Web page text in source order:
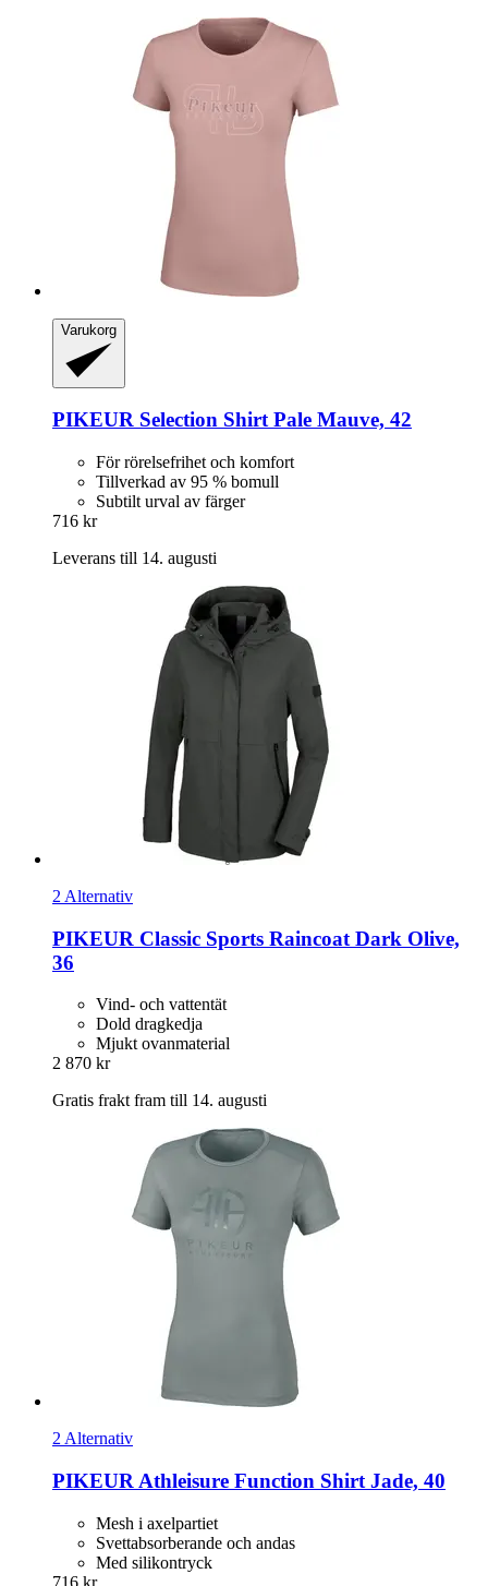
Varukorg
PIKEUR Selection Shirt Pale Mauve, 42
För rörelsefrihet och komfort
Tillverkad av 95 % bomull
Subtilt urval av färger
716 kr
Leverans till 14. augusti
2 Alternativ
PIKEUR Classic Sports Raincoat Dark Olive,
36
Vind- och vattentät
Dold dragkedja
Mjukt ovanmaterial
2 870 kr
Gratis frakt fram till 14. augusti
2 Alternativ
PIKEUR Athleisure Function Shirt Jade, 40
Mesh i axelpartiet
Svettabsorberande och andas
Med silikontryck
716 kr